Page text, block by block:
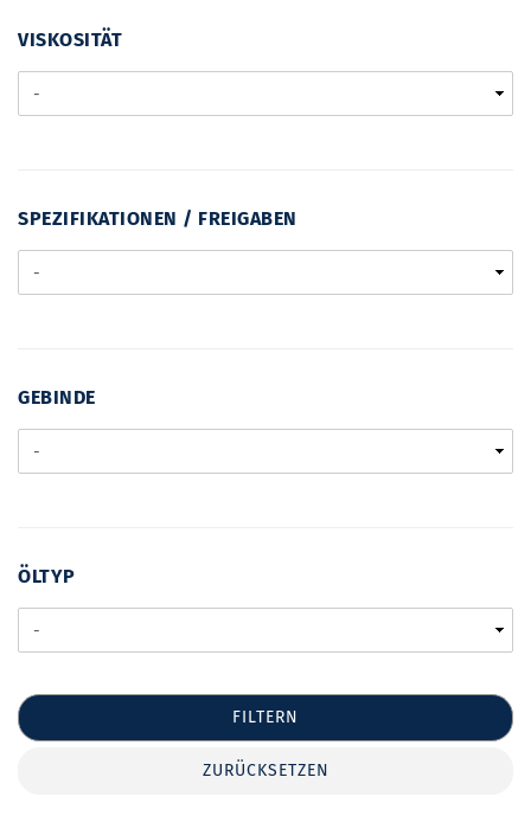
VISKOSITÄT
VISKOSITÄT
SPEZIFIKATIONEN
SPEZIFIKATIONEN / FREIGABEN
GEBINDE
GEBINDE
ÖLTYP
ÖLTYP
FILTERN
ZURÜCKSETZEN